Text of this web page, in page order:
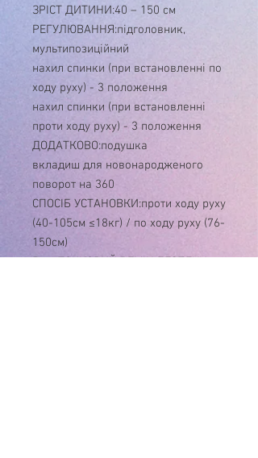
ЗРІСТ ДИТИНИ:40 – 150 см
РЕГУЛЮВАННЯ:підголовник,
мультипозиційний
нахил спинки (при встановленні по
ходу руху) - 3 положення
нахил спинки (при встановленні
проти ходу руху) - 3 положення
ДОДАТКОВО:подушка
вкладиш для новонародженого
поворот на 360
СПОСІБ УСТАНОВКИ:проти ходу руху
(40-105см ≤18кг) / по ходу руху (76-
150см)
5-ти ТОЧКОВИЙ РЕМІН БЕЗПЕКИ:є